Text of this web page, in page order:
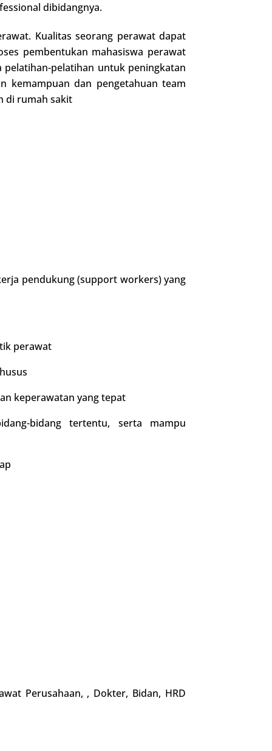
dibidangnya.
Kualitas seorang perawat dapat
pembentukan mahasiswa perawat
pelatihan untuk peningkatan
kemampuan dan pengetahuan team
di rumah sakit
pendukung (support workers) yang
perawat
keperawatan yang tepat
bidang tertentu, serta mampu
Perusahaan, , Dokter, Bidan, HRD